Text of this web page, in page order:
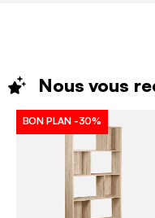
Nous vous
BON PLAN -30%